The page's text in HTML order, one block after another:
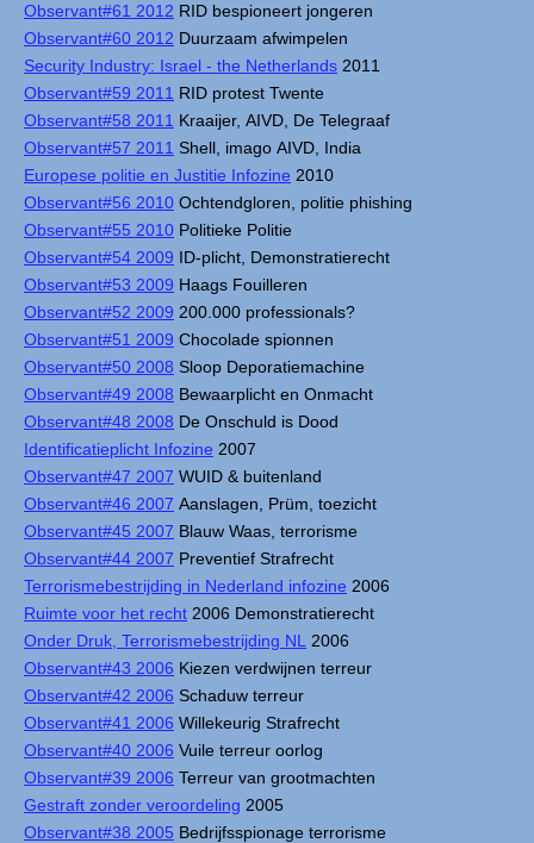
Observant#61 2012 RID bespioneert jongeren
Observant#60 2012 Duurzaam afwimpelen
Security Industry: Israel - the Netherlands 2011
Observant#59 2011 RID protest Twente
Observant#58 2011 Kraaijer, AIVD, De Telegraaf
Observant#57 2011 Shell, imago AIVD, India
Europese politie en Justitie Infozine 2010
Observant#56 2010 Ochtendgloren, politie phishing
Observant#55 2010 Politieke Politie
Observant#54 2009 ID-plicht, Demonstratierecht
Observant#53 2009 Haags Fouilleren
Observant#52 2009 200.000 professionals?
Observant#51 2009 Chocolade spionnen
Observant#50 2008 Sloop Deporatiemachine
Observant#49 2008 Bewaarplicht en Onmacht
Observant#48 2008 De Onschuld is Dood
Identificatieplicht Infozine 2007
Observant#47 2007 WUID & buitenland
Observant#46 2007 Aanslagen, Prüm, toezicht
Observant#45 2007 Blauw Waas, terrorisme
Observant#44 2007 Preventief Strafrecht
Terrorismebestrijding in Nederland infozine 2006
Ruimte voor het recht 2006 Demonstratierecht
Onder Druk, Terrorismebestrijding NL
2006
Observant#43 2006 Kiezen verdwijnen terreur
Observant#42 2006 Schaduw terreur
Observant#41 2006 Willekeurig Strafrecht
Observant#40 2006 Vuile terreur oorlog
Observant#39 2006 Terreur van grootmachten
Gestraft zonder veroordeling 2005
Observant#38 2005 Bedrijfsspionage terrorisme